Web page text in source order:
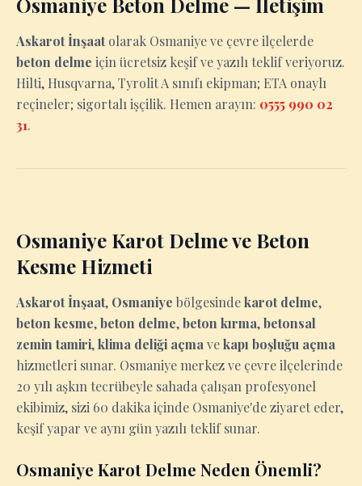
Askarot İnşaatolarak Osmaniye ve çevre ilçelerde
beton delme için ücretsiz keşif ve yazılı teklif veriyoruz.
Hilti, Husqvarna, Tyrolit A sınıfı ekipman; ETA onaylı
reçineler; sigortalı işçilik. Hemen arayın: 0555 990 02
31.
Osmaniye Karot Delme ve Beton
Kesme Hizmeti
Askarot İnşaat, Osmaniye bölgesindekarot delme,
beton kesme,beton delme,beton kırma,betonsal
zemin tamiri,klima deliği açma vekapı boşluğu açma
hizmetleri sunar. Osmaniye merkez ve çevre ilçelerinde
20 yılı aşkın tecrübeyle sahada çalışan profesyonel
ekibimiz, sizi 60 dakika içinde Osmaniye'de ziyaret eder,
keşif yapar ve aynı gün yazılı teklif sunar.
Osmaniye Karot Delme Neden Önemli?